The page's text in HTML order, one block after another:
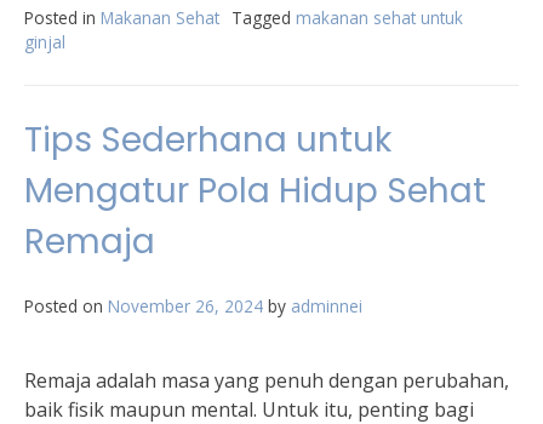
Posted in Makanan Sehat Tagged makanan sehat untuk
ginjal
Tips Sederhana untuk
Mengatur Pola Hidup Sehat
Remaja
Posted on November 26, 2024 by adminnei
Remaja adalah masa yang penuh dengan perubahan,
baik fisik maupun mental. Untuk itu, penting bagi